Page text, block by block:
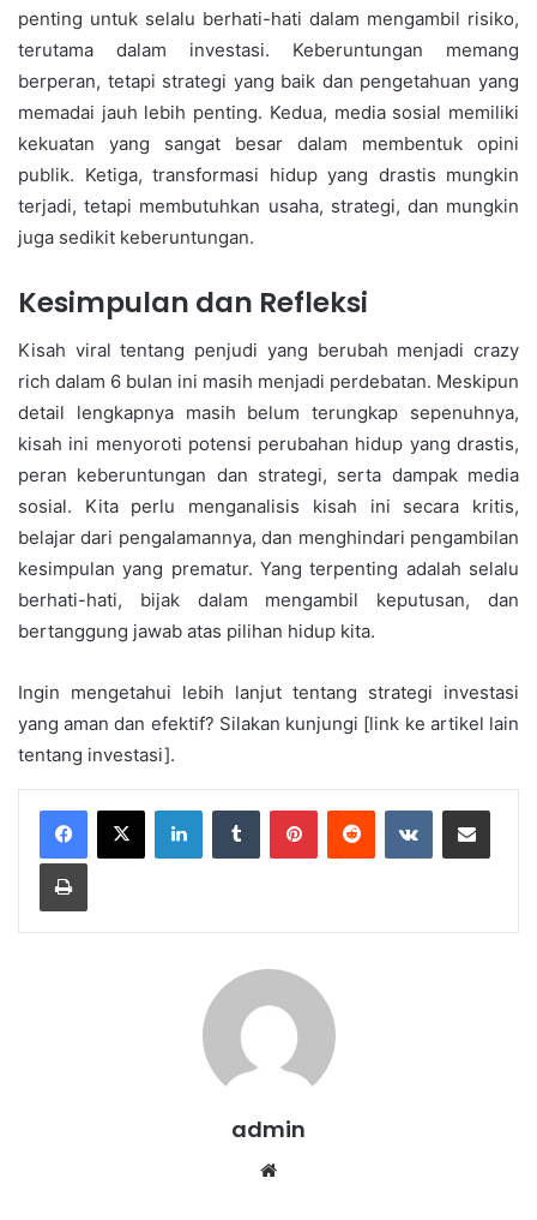
penting untuk selalu berhati-hati dalam mengambil risiko,
terutama dalam investasi. Keberuntungan memang
berperan, tetapi strategi yang baik dan pengetahuan yang
memadai jauh lebih penting. Kedua, media sosial memiliki
kekuatan yang sangat besar dalam membentuk opini
publik. Ketiga, transformasi hidup yang drastis mungkin
terjadi, tetapi membutuhkan usaha, strategi, dan mungkin
juga sedikit keberuntungan.
Kesimpulan dan Refleksi
Kisah viral tentang penjudi yang berubah menjadi crazy
rich dalam 6 bulan ini masih menjadi perdebatan. Meskipun
detail lengkapnya masih belum terungkap sepenuhnya,
kisah ini menyoroti potensi perubahan hidup yang drastis,
peran keberuntungan dan strategi, serta dampak media
sosial. Kita perlu menganalisis kisah ini secara kritis,
belajar dari pengalamannya, dan menghindari pengambilan
kesimpulan yang prematur. Yang terpenting adalah selalu
berhati-hati, bijak dalam mengambil keputusan, dan
bertanggung jawab atas pilihan hidup kita.
Ingin mengetahui lebih lanjut tentang strategi investasi
yang aman dan efektif? Silakan kunjungi [link ke artikel lain
tentang investasi].
admin